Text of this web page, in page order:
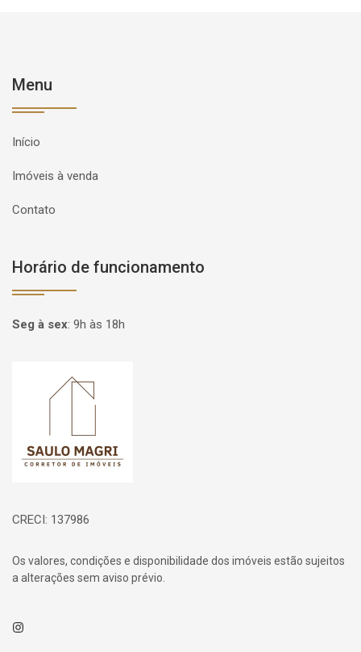
Menu
Início
Imóveis à venda
Contato
Horário de funcionamento
Seg à sex: 9h às 18h
Página inicial
CRECI: 137986
Os valores, condições e disponibilidade dos imóveis estão sujeitos
a alterações sem aviso prévio.
Instagram